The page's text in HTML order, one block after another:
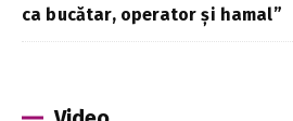
ca bucătar, operator și hamal”